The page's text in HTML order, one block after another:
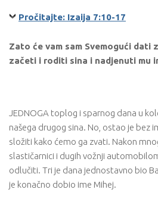
Pročitajte: Izaija 7:10-17
Zato će vam sam Svemogući dati
začeti i roditi sina i nadjenuti mu
JEDNOGA toplog i sparnog dana u
našega drugog sina. No, ostao je bez
složiti kako ćemo ga zvati. Nakon
slastičarnici i dugih vožnji
odlučiti. Tri je dana jednostavno bio
je konačno dobio ime Mihej.